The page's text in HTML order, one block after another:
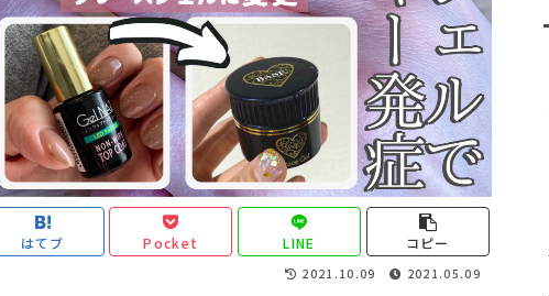
はてブ Pocket LINE コピー
2021.10.09 2021.05.09